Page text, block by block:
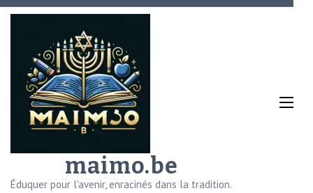
Aller
(Pressez
Entrée)
maimo.be
Éduquer pour l'avenir, enracinés dans la tradition.